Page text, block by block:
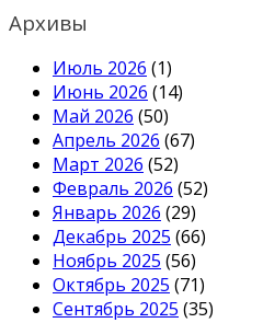
Архивы
Июль 2026 (1)
Июнь 2026 (14)
Май 2026 (50)
Апрель 2026 (67)
Март 2026 (52)
Февраль 2026 (52)
Январь 2026 (29)
Декабрь 2025 (66)
Ноябрь 2025 (56)
Октябрь 2025 (71)
Сентябрь 2025 (35)